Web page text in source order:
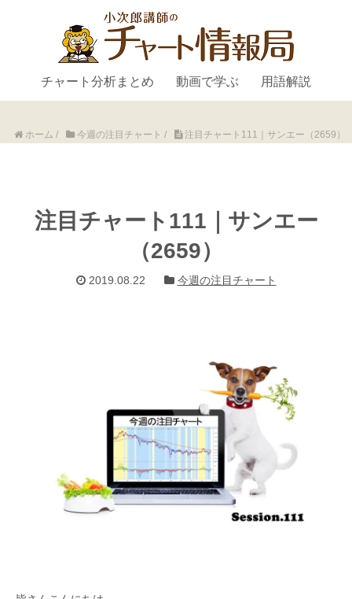
チャート分析まとめ 動画で学ぶ 用語解説
ホーム / 今週の注目チャート / 注目チャート111｜サンエー（2659）
注目チャート111｜サンエー
（2659）
2019.08.22 今週の注目チャート